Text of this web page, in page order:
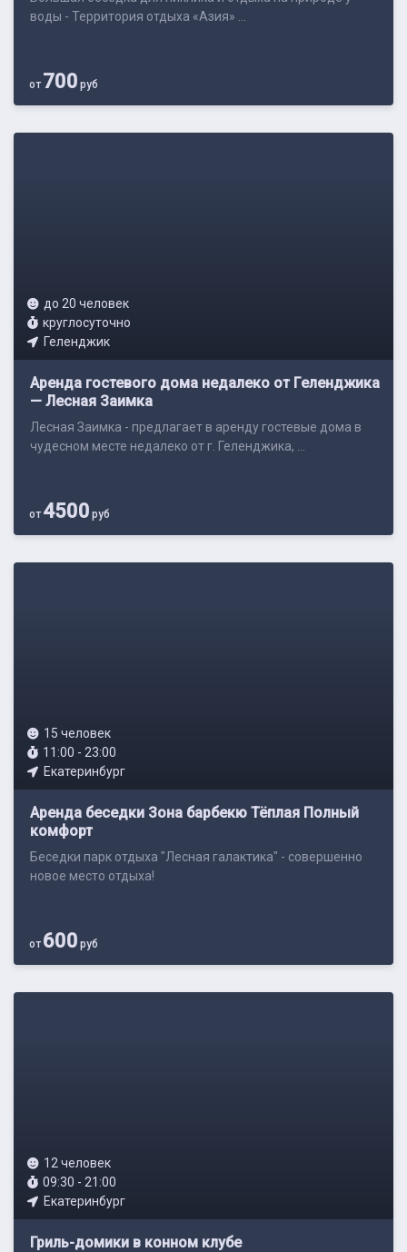
воды - Территория отдыха «Азия» ...
от700 руб
до 20 человек
круглосуточно
Геленджик
Аренда гостевого дома недалеко от Геленджика
— Лесная Заимка
Лесная Заимка - предлагает в аренду гостевые дома в
чудесном месте недалеко от г. Геленджика, ...
от4500 руб
15 человек
11:00 - 23:00
Екатеринбург
Аренда беседки Зона барбекю Тёплая Полный
комфорт
Беседки парк отдыха "Лесная галактика" - совершенно
новое место отдыха!
от600 руб
12 человек
09:30 - 21:00
Екатеринбург
Гриль-домики в конном клубе